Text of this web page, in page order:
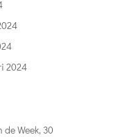
2024
Week, 30